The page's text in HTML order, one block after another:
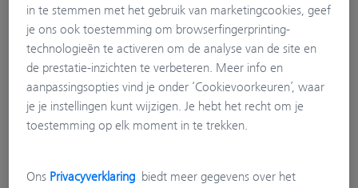
in te stemmen met het gebruik van marketingcookies, geef
je ons ook toestemming om browserfingerprinting-
technologieën te activeren om de analyse van de site en
de prestatie-inzichten te verbeteren. Meer info en
aanpassingsopties vind je onder ‘Cookievoorkeuren’, waar
je je instellingen kunt wijzigen. Je hebt het recht om je
toestemming op elk moment in te trekken.
Ons Privacyverklaring biedt meer gegevens over het